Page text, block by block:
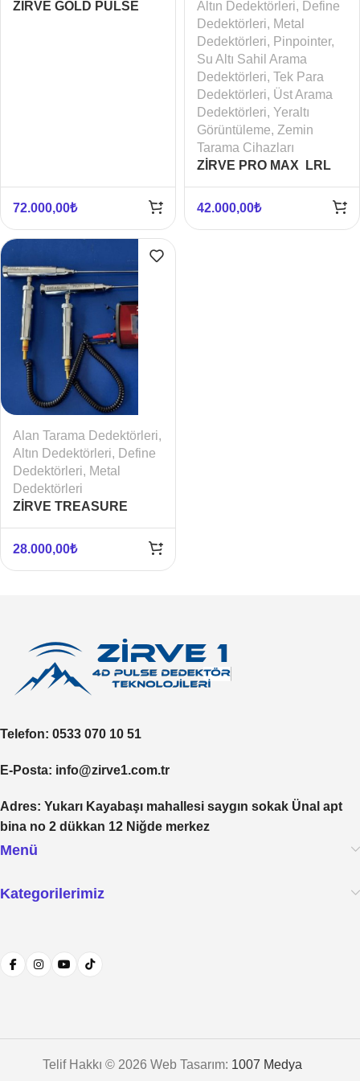
ZİRVE GOLD PULSE
72.000,00₺
Altın Dedektörleri, Define
Dedektörleri, Metal
Dedektörleri, Pinpointer,
Su Altı Sahil Arama
Dedektörleri, Tek Para
Dedektörleri, Üst Arama
Dedektörleri, Yeraltı
Görüntüleme, Zemin
Tarama Cihazları
ZİRVE PRO MAX LRL
42.000,00₺
Alan Tarama Dedektörleri,
Altın Dedektörleri, Define
Dedektörleri, Metal
Dedektörleri
ZİRVE TREASURE
28.000,00₺
Telefon: 0533 070 10 51
E-Posta: info@zirve1.com.tr
Adres: Yukarı Kayabaşı mahallesi saygın sokak Ünal apt
bina no 2 dükkan 12 Niğde merkez
Menü
Kategorilerimiz
Telif Hakkı © 2026 Web Tasarım: 1007 Medya